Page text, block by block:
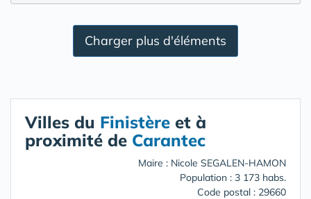
Charger plus d'éléments
Villes du Finistère et à
proximité de Carantec
Maire : Nicole SEGALEN-HAMON
Population : 3 173 habs.
Code postal : 29660